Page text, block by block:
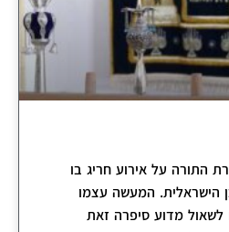
התורה על אירוע חריג בו
הישראלית. המעשה עצמו
לשאול מדוע סיפרה זאת